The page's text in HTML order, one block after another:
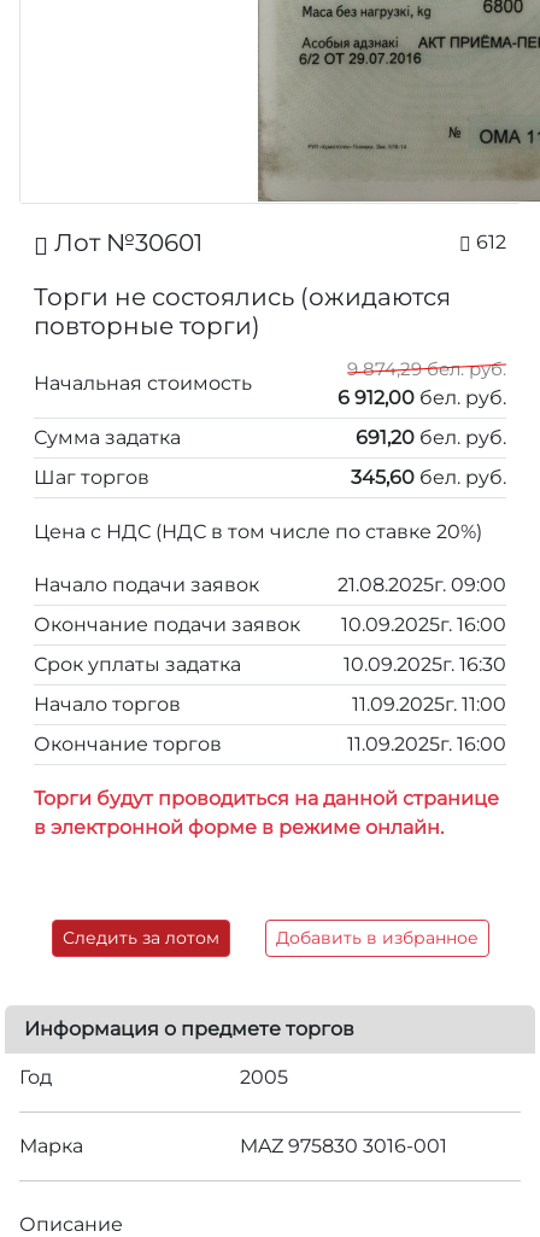
Лот №30601 612
Торги не состоялись (ожидаются
повторные торги)
Начальная стоимость
9 874,29 бел. руб.
6 912,00 бел. руб.
Сумма задатка
691,20 бел. руб.
Шаг торгов
345,60 бел. руб.
Цена с НДС (НДС в том числе по ставке 20%)
Начало подачи заявок
21.08.2025г. 09:00
Окончание подачи заявок
10.09.2025г. 16:00
Срок уплаты задатка
10.09.2025г. 16:30
Начало торгов
11.09.2025г. 11:00
Окончание торгов
11.09.2025г. 16:00
Торги будут проводиться на данной странице
в электронной форме в режиме онлайн.
Следить за лотом Добавить в избранное
Информация о предмете торгов
Год 2005
Марка MAZ 975830 3016-001
Описание